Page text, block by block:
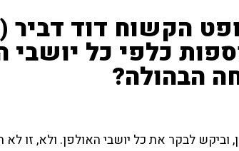
הקשוח דוד דביר
כלפי כל יושבי
הבהולה?
וביקש לבקר את כל יושבי האולפן. ולא, זו לא